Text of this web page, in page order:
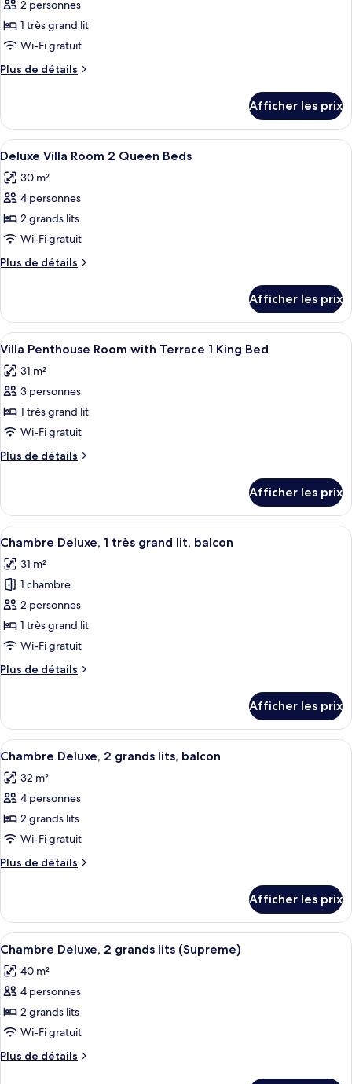
pour
ce
type
chambre :
Room
1
King
Bed
2 personnes
1 très grand lit
Wi-Fi gratuit
Plus de détails
Plus
Deluxe
Villa
Room
King
Bed
Afficher les prix
Afficher
toutes
les
photos
pour
ce
type
de
Deluxe
Villa
Room
2
Queen
Beds
Une chambre d’hôtel avec un lit, un
12
Deluxe Villa Room 2 Queen Beds
30 m²
4 personnes
2 grands lits
Wi-Fi gratuit
Plus de détails
Plus
Deluxe
Villa
Room
Queen
Beds
Afficher les prix
Afficher
toutes
les
photos
pour
ce
type
de
Villa
Penthouse
Room
with
Terrace
King
Bed
Une chambre d’hôtel moderne
17
Villa Penthouse Room with Terrace 1 King Bed
31 m²
3 personnes
1 très grand lit
Wi-Fi gratuit
Plus de détails
Plus
Villa
Penthouse
Room
Terrace
King
Bed
Afficher les prix
Afficher
toutes
les
photos
pour
ce
type
chambre :
très
grand
lit,
balcon
Une chambre d’hôtel comprenant
11
Chambre Deluxe, 1 très grand lit, balcon
31 m²
1 chambre
2 personnes
1 très grand lit
Wi-Fi gratuit
Plus de détails
Plus
Chambre
Deluxe,
1
grand
lit,
Afficher les prix
Afficher
toutes
les
photos
pour
ce
type
de
Chambre
Deluxe,
2
grands
lits,
balcon
Une chambre d’hôtel avec deux lits,
9
Chambre Deluxe, 2 grands lits, balcon
32 m²
4 personnes
2 grands lits
Wi-Fi gratuit
Plus de détails
Plus
Chambre
Deluxe,
2
lits,
balcon
Afficher les prix
Afficher
toutes
les
photos
pour
ce
type
de
Une chambre d’hôtel avec deux lits,
10
Chambre Deluxe, 2 grands lits (Supreme)
40 m²
4 personnes
2 grands lits
Wi-Fi gratuit
Plus de détails
Plus